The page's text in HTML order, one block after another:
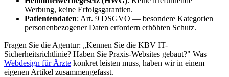
Werbung, keine Erfolgsgarantien.
Patientendaten: Art. 9 DSGVO — besondere Kategorien
personenbezogener Daten erfordern erhöhten Schutz.
Fragen Sie die Agentur: „Kennen Sie die KBV IT-
Sicherheitsrichtlinie? Haben Sie Praxis-Websites gebaut?" Was
Webdesign für Ärzte konkret leisten muss, haben wir in einem
eigenen Artikel zusammengefasst.